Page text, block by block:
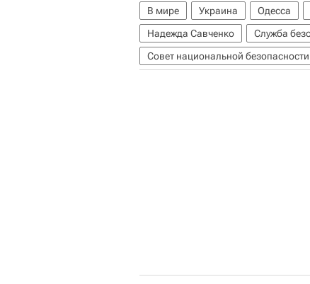
В мире Украина Одесса
Надежда Савченко
Служба
Совет национальной